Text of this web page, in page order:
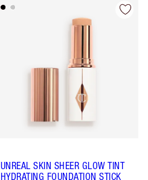
UNREAL SKIN SHEER GLOW TINT
HYDRATING FOUNDATION STICK